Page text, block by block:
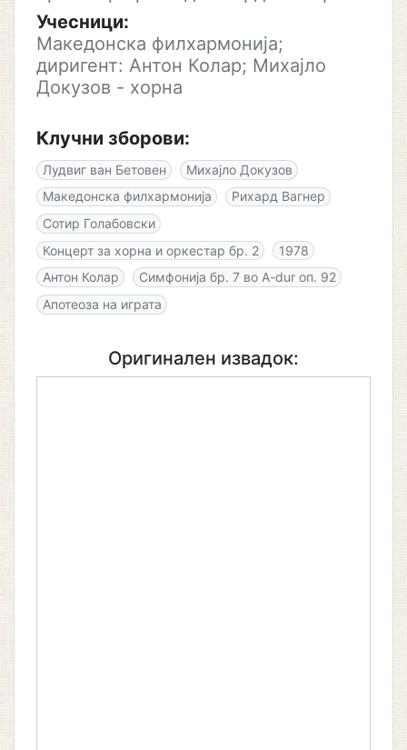
Учесници:
Македонска филхармонија;
диригент: Антон Колар; Михајло
Докузов - хорна
Клучни зборови:
Лудвиг ван Бетовен
Михајло Докузов
Македонска филхармонија
Рихард Вагнер
Сотир Голабовски
Концерт за хорна и оркестар бр. 2
1978
Антон Колар
Симфонија бр. 7 во A-dur оп. 92
Апотеоза на играта
Оригинален извадок: